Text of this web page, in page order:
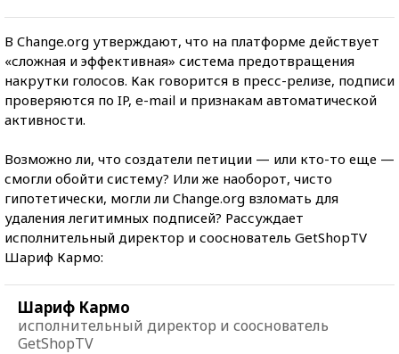
В Change.org утверждают, что на платформе действует
«сложная и эффективная» система предотвращения
накрутки голосов. Как говорится в пресс-релизе, подписи
проверяются по IP, e-mail и признакам автоматической
активности.
Возможно ли, что создатели петиции — или кто-то еще —
смогли обойти систему? Или же наоборот, чисто
гипотетически, могли ли Change.org взломать для
удаления легитимных подписей? Рассуждает
исполнительный директор и сооснователь GetShopTV
Шариф Кармо:
Шариф Кармо
исполнительный директор и сооснователь
GetShopTV